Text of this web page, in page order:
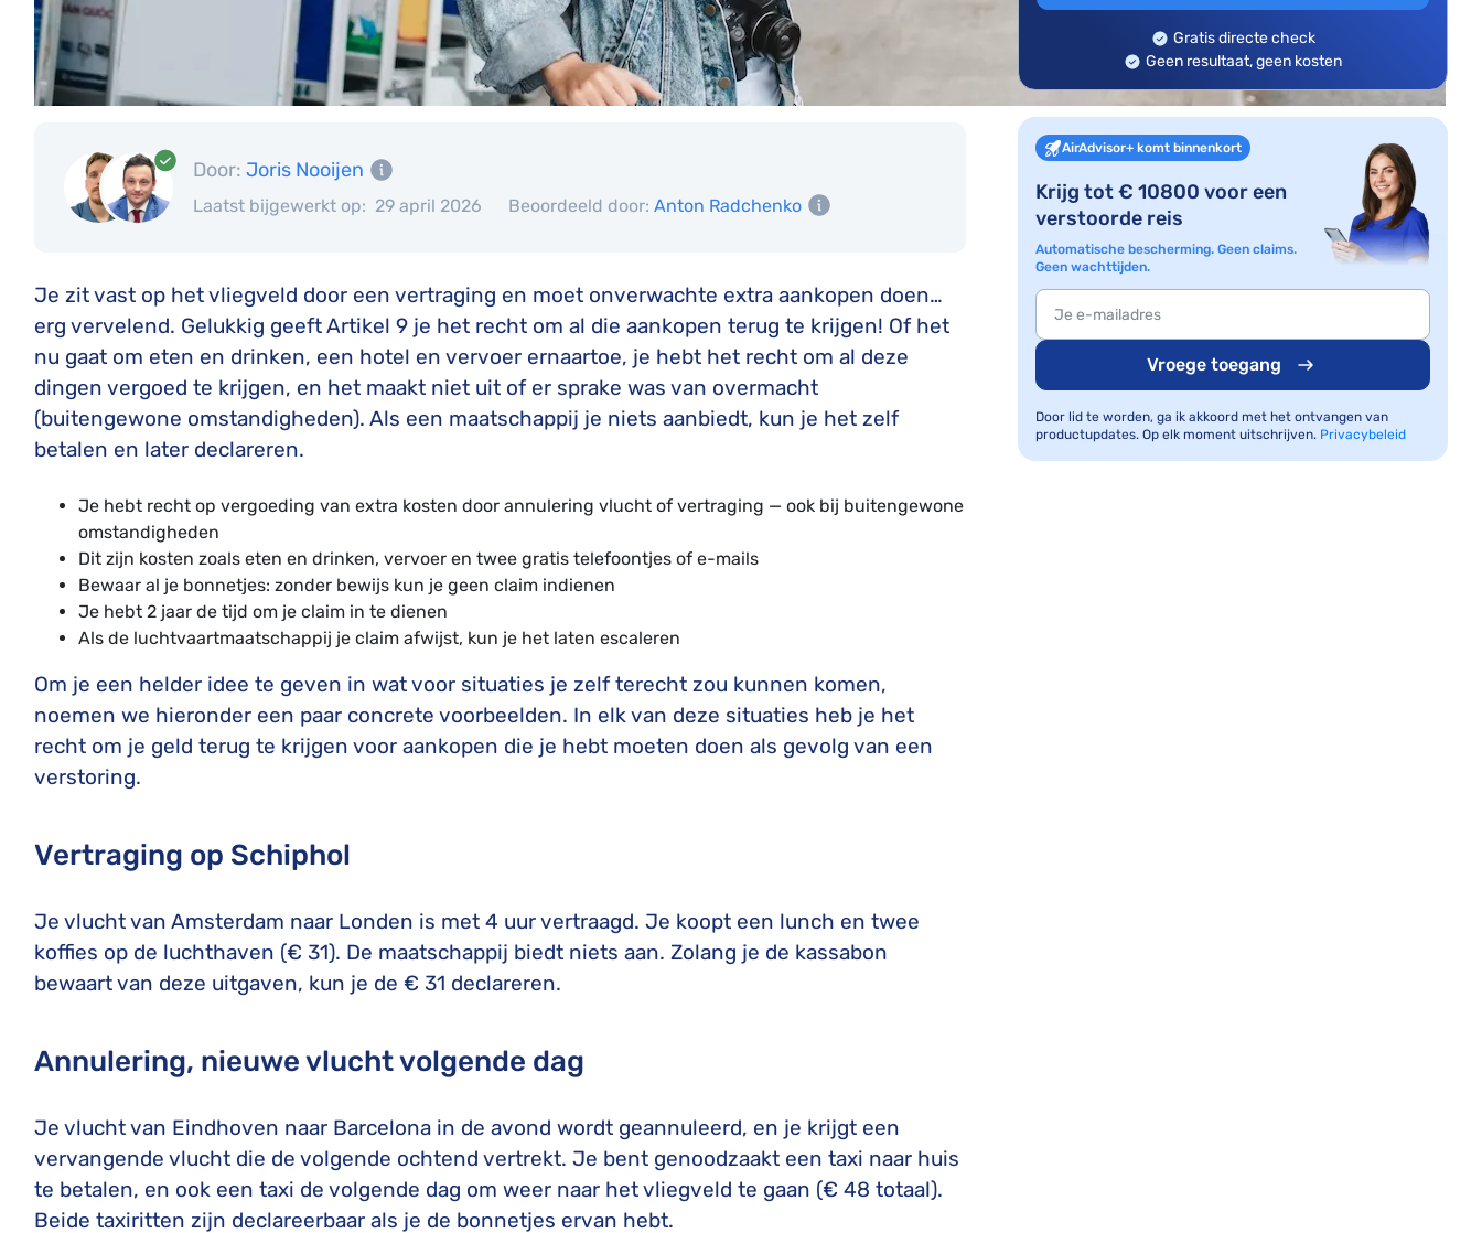
Door: Joris Nooijen
Laatst bijgewerkt op: 29 april 2026 Beoordeeld door: Anton Radchenko
Je zit vast op het vliegveld door een vertraging en moet onverwachte extra aankopen doen…
erg vervelend. Gelukkig geeft Artikel 9 je het recht om al die aankopen terug te krijgen! Of het
nu gaat om eten en drinken, een hotel en vervoer ernaartoe, je hebt het recht om al deze
dingen vergoed te krijgen, en het maakt niet uit of er sprake was van overmacht
(buitengewone omstandigheden). Als een maatschappij je niets aanbiedt, kun je het zelf
betalen en later declareren.
Je hebt recht op vergoeding van extra kosten door annulering vlucht of vertraging — ook bij buitengewone
omstandigheden
Dit zijn kosten zoals eten en drinken, vervoer en twee gratis telefoontjes of e-mails
Bewaar al je bonnetjes: zonder bewijs kun je geen claim indienen
Je hebt 2 jaar de tijd om je claim in te dienen
Als de luchtvaartmaatschappij je claim afwijst, kun je het laten escaleren
Om je een helder idee te geven in wat voor situaties je zelf terecht zou kunnen komen,
noemen we hieronder een paar concrete voorbeelden. In elk van deze situaties heb je het
recht om je geld terug te krijgen voor aankopen die je hebt moeten doen als gevolg van een
verstoring.
Vertraging op Schiphol
Je vlucht van Amsterdam naar Londen is met 4 uur vertraagd. Je koopt een lunch en twee
koffies op de luchthaven (€ 31). De maatschappij biedt niets aan. Zolang je de kassabon
bewaart van deze uitgaven, kun je de € 31 declareren.
Annulering, nieuwe vlucht volgende dag
Je vlucht van Eindhoven naar Barcelona in de avond wordt geannuleerd, en je krijgt een
vervangende vlucht die de volgende ochtend vertrekt. Je bent genoodzaakt een taxi naar huis
te betalen, en ook een taxi de volgende dag om weer naar het vliegveld te gaan (€ 48 totaal).
Beide taxiritten zijn declareerbaar als je de bonnetjes ervan hebt.
Gratis directe check
Geen resultaat, geen kosten
AirAdvisor+ komt binnenkort
Krijg tot € 10800 voor een
verstoorde reis
Automatische bescherming. Geen claims.
Geen wachttijden.
Vroege toegang
Door lid te worden, ga ik akkoord met het ontvangen van
productupdates. Op elk moment uitschrijven. Privacybeleid